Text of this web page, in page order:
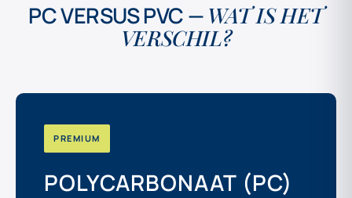
PC VERSUS PVC —WAT IS HET
VERSCHIL?
PREMIUM
POLYCARBONAAT (PC)